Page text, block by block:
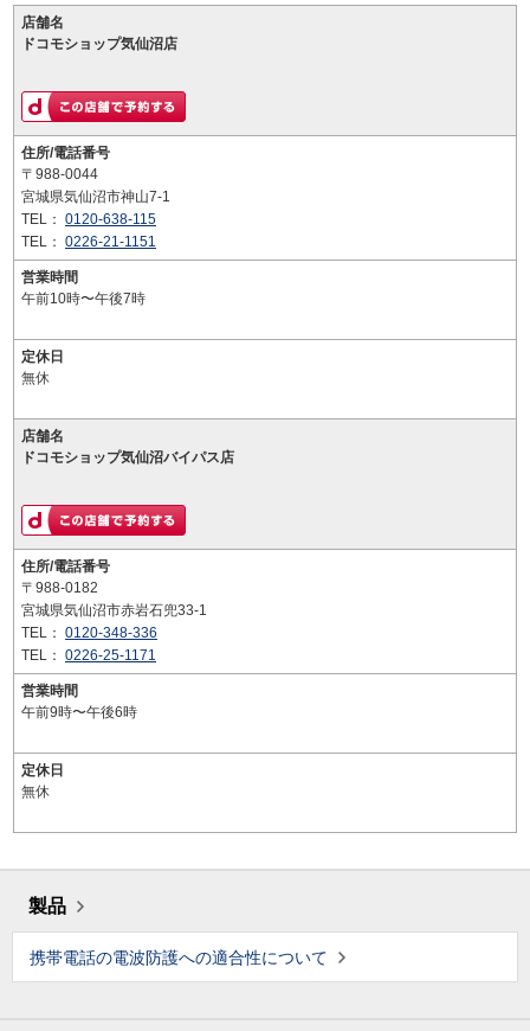
店舗名
ドコモショップ気仙沼店
住所/電話番号
〒988-0044
宮城県気仙沼市神山7-1
TEL： 0120-638-115
TEL： 0226-21-1151
営業時間
午前10時〜午後7時
定休日
無休
店舗名
ドコモショップ気仙沼バイパス店
住所/電話番号
〒988-0182
宮城県気仙沼市赤岩石兜33-1
TEL： 0120-348-336
TEL： 0226-25-1171
営業時間
午前9時〜午後6時
定休日
無休
製品
携帯電話の電波防護への適合性について